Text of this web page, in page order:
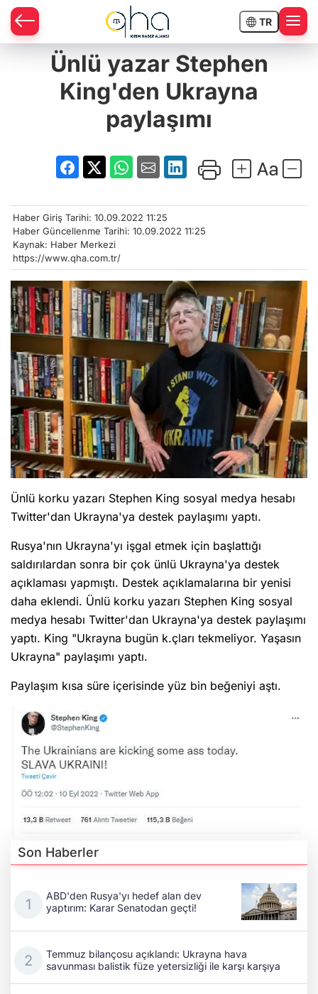
TR
Ünlü yazar Stephen
King'den Ukrayna
paylaşımı
Haber Giriş Tarihi: 10.09.2022 11:25
Haber Güncellenme Tarihi: 10.09.2022 11:25
Kaynak: Haber Merkezi
https://www.qha.com.tr/
Ünlü korku yazarı Stephen King sosyal medya hesabı
Twitter'dan Ukrayna'ya destek paylaşımı yaptı.
Rusya'nın Ukrayna'yı işgal etmek için başlattığı
saldırılardan sonra bir çok ünlü Ukrayna'ya destek
açıklaması yapmıştı. Destek açıklamalarına bir yenisi
daha eklendi. Ünlü korku yazarı Stephen King sosyal
medya hesabı Twitter'dan Ukrayna'ya destek paylaşımı
yaptı. King "Ukrayna bugün k.çları tekmeliyor. Yaşasın
Ukrayna" paylaşımı yaptı.
Paylaşım kısa süre içerisinde yüz bin beğeniyi aştı.
Son Haberler
ABD'den Rusya'yı hedef alan dev
yaptırım: Karar Senatodan geçti!
Temmuz bilançosu açıklandı: Ukrayna hava
savunması balistik füze yetersizliği ile karşı karşıya